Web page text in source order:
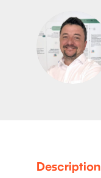
VP
Description